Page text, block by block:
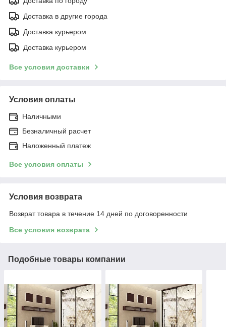
Доставка в другие города
Доставка курьером
Доставка курьером
Все условия доставки
Условия оплаты
Наличными
Безналичный расчет
Наложенный платеж
Все условия оплаты
Условия возврата
Возврат товара в течение 14 дней по договоренности
Все условия возврата
Подобные товары компании